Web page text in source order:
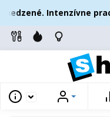
Intenzívne